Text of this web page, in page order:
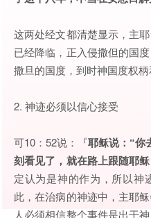
这两处经文都清楚显示，主
已经降临，正入侵撒但的国
撒旦的国度，到时神国度权柄
2. 神迹必须以信心接受
可10：52说：『耶稣说：“你
刻看见了，就在路上跟随耶稣
定认为是神的作为，所以神
此，在治病的神迹中，主耶
人必须相信整个事件是出于